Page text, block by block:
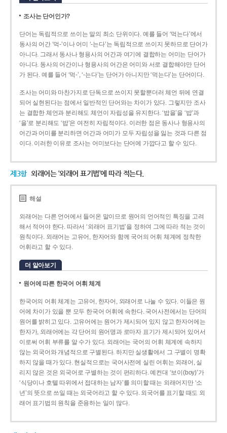
조사는 단어인가?
단어는 독립적으로 쓰이는 말의 최소 단위이다. 예를 들어 ‘먹는다’에서
동사의 어간 ‘먹-­’이나 어미 ‘­-는다’는 독립적으로 쓰이지 못하므로 단어가
아니다. 그래서 동사나 형용사의 어간과 여기에 결합하는 어미는 단어가
아니다. 동사의 어간이나 형용사의 어간은 어미와 서로 결합해야만 단어
가 된다. 예를 들어 ‘먹-’, ‘-는다’는 단어가 아니지만 ‘먹는다’는 단어이다.
조사는 어미와 마찬가지로 단독으로 쓰이지 못할뿐더러 체언 뒤에 연결
되어 실현된다는 점에서 일반적인 단어와는 차이가 있다. 그렇지만 조사
는 결합한 체언과 분리해도 체언이 자립성을 유지한다. ‘밥을’을 ‘밥’과
‘을’로 분리해도 ‘밥’은 여전히 자립적이다. 이러한 점은 동사나 형용사의
어간과 어미를 분리하면 어간과 어미가 모두 자립성을 잃는 것과 다른 점
이다. 이러한 이유로 조사는 어미보다는 단어에 가깝다고 할 수 있다.
제3항 외래어는 ‘외래어 표기법’에 따라 적는다.
해설
외래어는 다른 언어에서 들어온 말이므로 원어의 언어적인 특징을 고려
해서 적어야 한다. 따라서 ‘외래어 표기법’을 정하여 그에 따라 적는 것이
원칙이다. 외래어는 고유어, 한자어와 함께 국어의 어휘 체계에 정착한
어휘라고 할 수 있다.
더 알아보기
원어에 따른 한국어 어휘 체계
한국어의 어휘 체계는 고유어, 한자어, 외래어로 나눌 수 있다. 이들은 원
어에 차이가 있을 뿐 모두 한국어 어휘에 속한다. 국어사전에서는 단어의
원어를 밝히고 있다. 고유어에는 원어가 제시되어 있지 않고 한자어에는
한자가, 외래어에는 각 단어의 원어명과 로마자 표기가 제시되어 있어서
이로써 어휘 부류를 알 수가 있다. 외래어는 국어의 어휘 체계에 속하지
않는 외국어와 개념적으로 구별된다. 하지만 실생활에서 그 구별이 명확
하지 않을 때가 있다. 현실적으로는 국어사전에 실린 어휘는 외래어, 실
리지 않은 것은 외국어로 구별하는 것이 편리하다. 예컨대 ‘보이(boy)’가
‘식당이나 호텔 따위에서 접대하는 남자’를 의미할 때는 외래어지만 ‘소
년’의 뜻으로 쓰일 때는 외국어라고 할 수 있다. 외국어를 표기할 때도 외
래어 표기법의 원칙을 준용하는 일이 많다.